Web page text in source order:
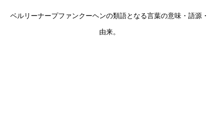
ベルリーナープファンクーヘンの類語となる言葉の意味・語源・
由来。